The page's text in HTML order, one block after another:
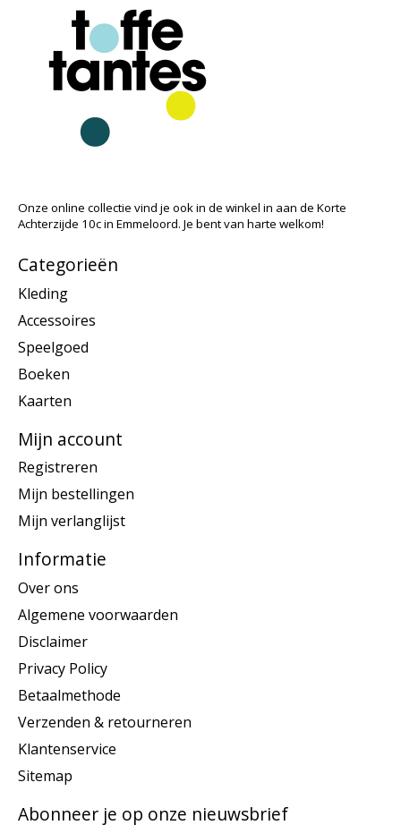
Onze online collectie vind je ook in de winkel in aan de Korte
Achterzijde 10c in Emmeloord. Je bent van harte welkom!
Categorieën
Kleding
Accessoires
Speelgoed
Boeken
Kaarten
Mijn account
Registreren
Mijn bestellingen
Mijn verlanglijst
Informatie
Over ons
Algemene voorwaarden
Disclaimer
Privacy Policy
Betaalmethode
Verzenden & retourneren
Klantenservice
Sitemap
Abonneer je op onze nieuwsbrief